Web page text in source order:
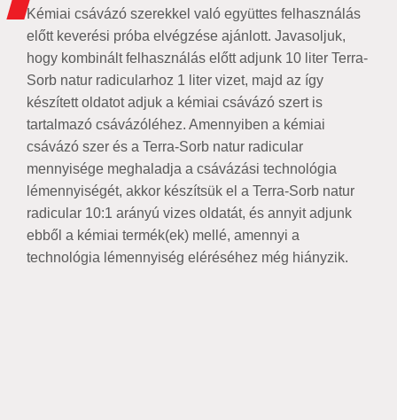
Kémiai csávázó szerekkel való együttes felhasználás
előtt keverési próba elvégzése ajánlott. Javasoljuk,
hogy kombinált felhasználás előtt adjunk 10 liter Terra-
Sorb natur radicularhoz 1 liter vizet, majd az így
készített oldatot adjuk a kémiai csávázó szert is
tartalmazó csávázóléhez. Amennyiben a kémiai
csávázó szer és a Terra-Sorb natur radicular
mennyisége meghaladja a csávázási technológia
lémennyiségét, akkor készítsük el a Terra-Sorb natur
radicular 10:1 arányú vizes oldatát, és annyit adjunk
ebből a kémiai termék(ek) mellé, amennyi a
technológia lémennyiség eléréséhez még hiányzik.